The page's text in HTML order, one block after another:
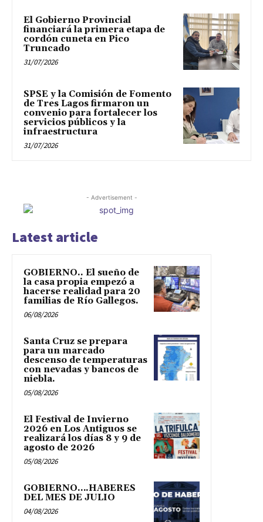
El Gobierno Provincial
financiará la primera etapa de
cordón cuneta en Pico
Truncado
31/07/2026
SPSE y la Comisión de Fomento
de Tres Lagos firmaron un
convenio para fortalecer los
servicios públicos y la
infraestructura
31/07/2026
- Advertisement -
Latest article
GOBIERNO.. El sueño de
la casa propia empezó a
hacerse realidad para 20
familias de Río Gallegos.
06/08/2026
Santa Cruz se prepara
para un marcado
descenso de temperaturas
con nevadas y bancos de
niebla.
05/08/2026
El Festival de Invierno
2026 en Los Antiguos se
realizará los días 8 y 9 de
agosto de 2026
05/08/2026
GOBIERNO….HABERES
DEL MES DE JULIO
04/08/2026